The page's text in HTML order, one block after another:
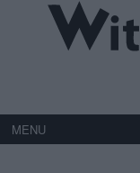
MENU